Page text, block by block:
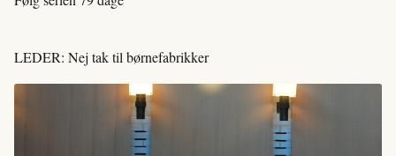
LEDER: Nej tak til børnefabrikker